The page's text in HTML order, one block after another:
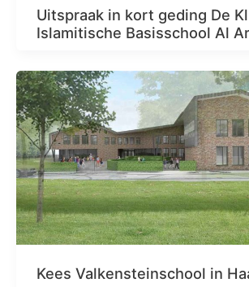
Uitspraak in kort geding De
Islamitische Basisschool Al
Kees Valkensteinschool in